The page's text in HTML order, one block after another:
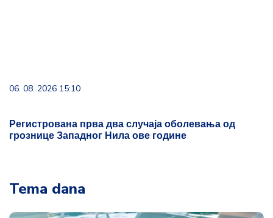
06. 08. 2026 15:10
Регистрована прва два случаја оболевања од
грознице Западног Нила ове године
Tema dana